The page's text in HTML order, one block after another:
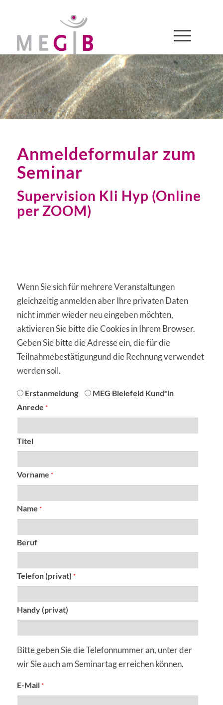
Anmeldeformular zum
Seminar
Supervision Kli Hyp (Online
per ZOOM)
Wenn Sie sich für mehrere Veranstaltungen
gleichzeitig anmelden aber Ihre privaten Daten
nicht immer wieder neu eingeben möchten,
aktivieren Sie bitte die Cookies in Ihrem Browser.
Geben Sie bitte die Adresse ein, die für die
Teilnahmebestätigungund die Rechnung verwendet
werden soll.
anmeldung
Erstanmeldung
MEG Bielefeld Kund*in
Anrede *
Titel
Vorname *
Name *
Beruf
Telefon (privat) *
Handy (privat)
Bitte geben Sie die Telefonnummer an, unter der
wir Sie auch am Seminartag erreichen können.
E-Mail*